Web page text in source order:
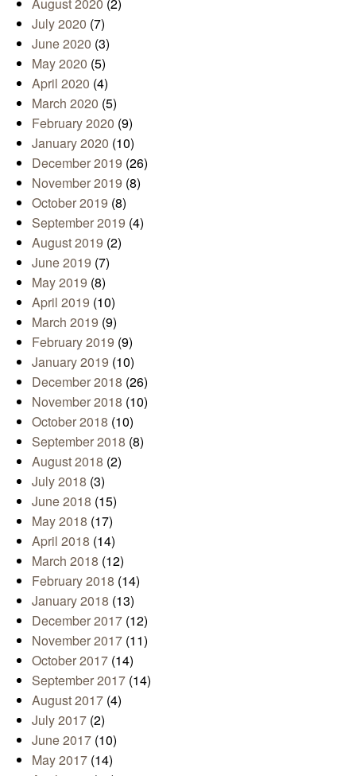
July 2020 (7)
June 2020 (3)
May 2020 (5)
April 2020 (4)
March 2020 (5)
February 2020 (9)
January 2020 (10)
December 2019 (26)
November 2019 (8)
October 2019 (8)
September 2019 (4)
August 2019 (2)
June 2019 (7)
May 2019 (8)
April 2019 (10)
March 2019 (9)
February 2019 (9)
January 2019 (10)
December 2018 (26)
November 2018 (10)
October 2018 (10)
September 2018 (8)
August 2018 (2)
July 2018 (3)
June 2018 (15)
May 2018 (17)
April 2018 (14)
March 2018 (12)
February 2018 (14)
January 2018 (13)
December 2017 (12)
November 2017 (11)
October 2017 (14)
September 2017 (14)
August 2017 (4)
July 2017 (2)
June 2017 (10)
May 2017 (14)